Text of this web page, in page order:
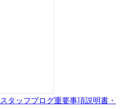
スタッフブログ重要事項説明書・